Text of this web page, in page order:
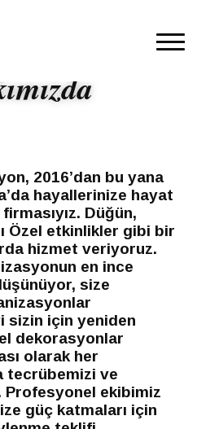
2016’dan bu yana
hayallerinize hayat
Düğün,
Özel etkinlikler gibi bir
hizmet veriyoruz.
en ince
size
sizin için yeniden
dekorasyonlar
olarak her
tecrübemizi ve
Profesyonel ekibimiz
güç katmaları için